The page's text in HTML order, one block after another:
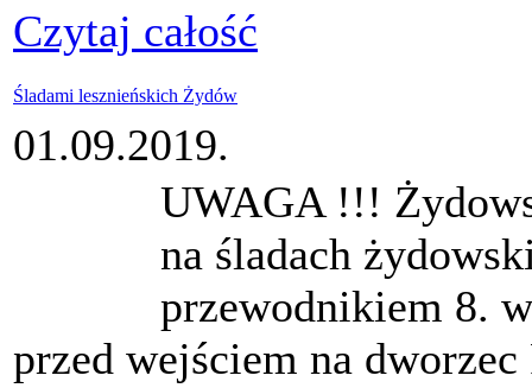
Czytaj całość
Śladami lesznieńskich Żydów
01.09.2019.
UWAGA !!!
na śladach
przewodnikiem 8.
przed wejściem na